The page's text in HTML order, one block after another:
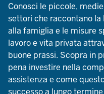
Conosci le piccole,
settori che raccontano
alla famiglia e le misure
lavoro e vita privata
buone prassi. Scopra in
pena investire nella
assistenza e come
successo a lungo